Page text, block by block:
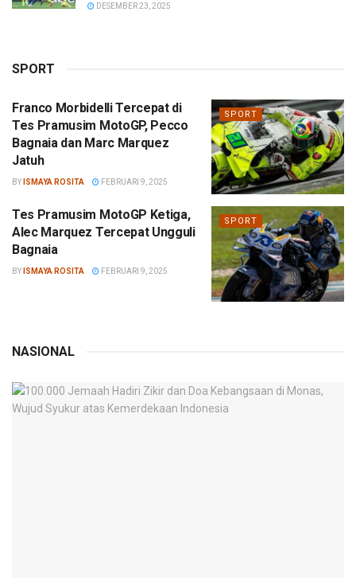
DESEMBER 23, 2025
SPORT
SPORT
Franco Morbidelli Tercepat di
Tes Pramusim MotoGP, Pecco
Bagnaia dan Marc Marquez
Jatuh
BY ISMAYA ROSITA FEBRUARI 9, 2025
SPORT
Tes Pramusim MotoGP Ketiga,
Alec Marquez Tercepat Ungguli
Bagnaia
BY ISMAYA ROSITA FEBRUARI 9, 2025
NASIONAL